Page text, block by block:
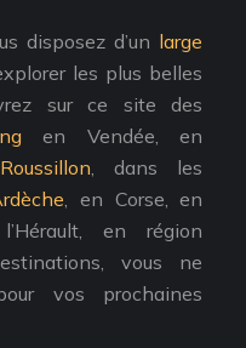
disposez d’un large
les plus belles
sur ce site des
en Vendée, en
, dans les
, en Corse, en
en région
vous ne
vos prochaines